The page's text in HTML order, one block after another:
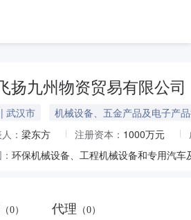
扬九州物资贸易有限公司
武汉市
机械设备、五金产品及电子产
： 梁东方 注册资本： 1000万元
（0） 代理 （0）